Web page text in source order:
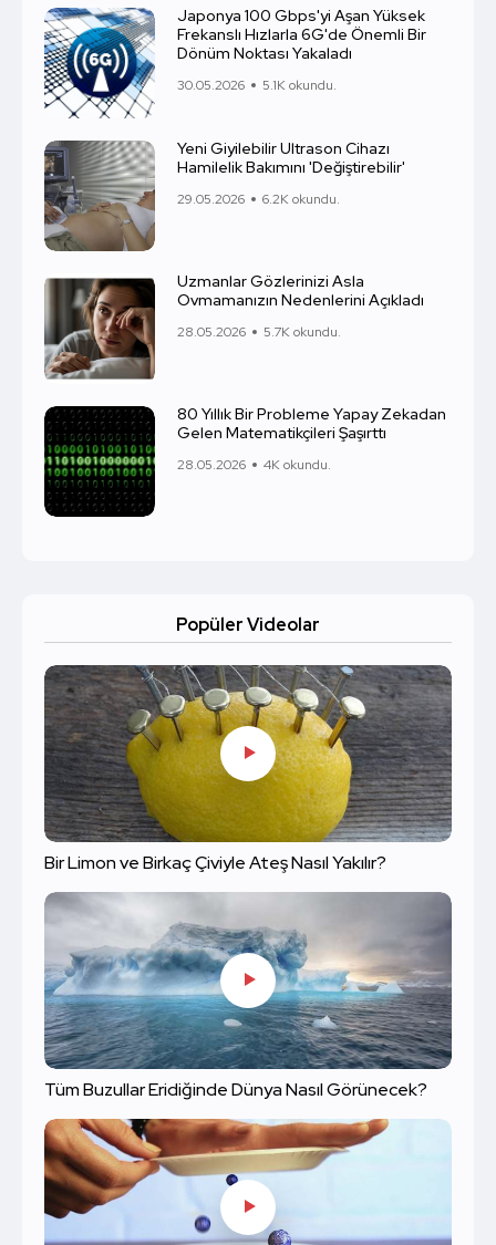
Japonya 100 Gbps'yi Aşan Yüksek
Frekanslı Hızlarla 6G'de Önemli Bir
Dönüm Noktası Yakaladı
30.05.2026 5.1K okundu.
Yeni Giyilebilir Ultrason Cihazı
Hamilelik Bakımını 'Değiştirebilir'
29.05.2026 6.2K okundu.
Uzmanlar Gözlerinizi Asla
Ovmamanızın Nedenlerini Açıkladı
28.05.2026 5.7K okundu.
80 Yıllık Bir Probleme Yapay Zekadan
Gelen Matematikçileri Şaşırttı
28.05.2026 4K okundu.
Popüler Videolar
Bir Limon ve Birkaç Çiviyle Ateş Nasıl Yakılır?
Tüm Buzullar Eridiğinde Dünya Nasıl Görünecek?